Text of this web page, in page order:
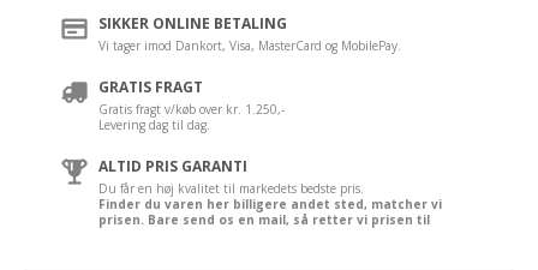
SIKKER ONLINE BETALING
Vi tager imod Dankort, Visa, MasterCard og MobilePay.
GRATIS FRAGT
Gratis fragt v/køb over kr. 1.250,-
Levering dag til dag.
ALTID PRIS GARANTI
Du får en høj kvalitet til markedets bedste pris.
Finder du varen her billigere andet sted, matcher vi
prisen. Bare send os en mail, så retter vi prisen til